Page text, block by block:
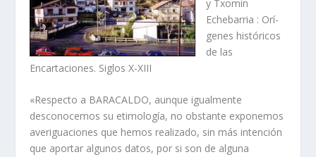
y Txomin
Echebarria : Orí­
genes históricos
de las
Encartaciones. Siglos X-XIII
«Respecto a BARACALDO, aunque igualmente
desconocemos su etimologí­a, no obstante exponemos
averiguaciones que hemos realizado, sin más intención
que aportar algunos datos, por si son de alguna